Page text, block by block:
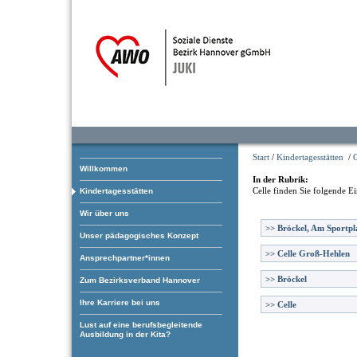
Willkommen
Kindertagesstätten
Wir über uns
Unser pädagogisches Konzept
Ansprechpartner*innen
Zum Bezirksverband Hannover
Ihre Karriere bei uns
Lust auf eine berufsbegleitende
Ausbildung in der Kita?
Start / Kindertagesstätten /
In der Rubrik:
Celle finden Sie folgende
>> Bröckel, Am
>> Celle Groß-Hehlen
>> Bröckel
>> Celle